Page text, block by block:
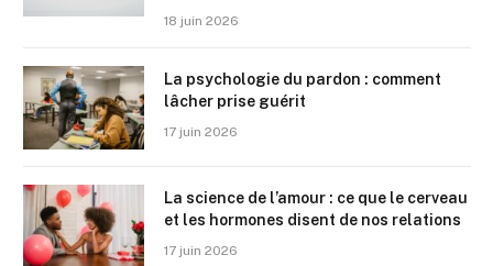
18 juin 2026
La psychologie du pardon : comment
lâcher prise guérit
17 juin 2026
La science de l’amour : ce que le cerveau
et les hormones disent de nos relations
17 juin 2026